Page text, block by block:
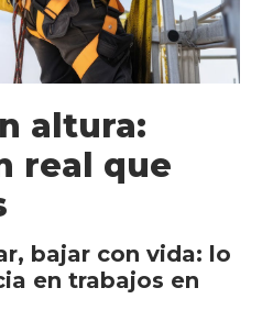
altura:
real que
bajar con vida: lo
en trabajos en